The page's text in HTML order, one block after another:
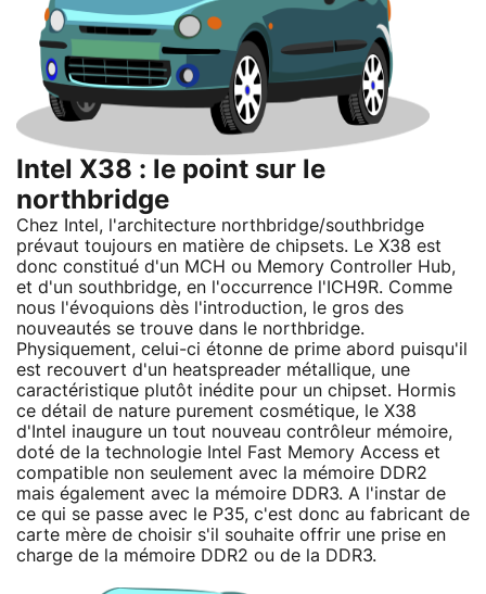
Intel X38 : le point sur le
northbridge
Chez Intel, l'architecture northbridge/southbridge
prévaut toujours en matière de chipsets. Le X38 est
donc constitué d'un MCH ou Memory Controller Hub,
et d'un southbridge, en l'occurrence l'ICH9R. Comme
nous l'évoquions dès l'introduction, le gros des
nouveautés se trouve dans le northbridge.
Physiquement, celui-ci étonne de prime abord puisqu'il
est recouvert d'un heatspreader métallique, une
caractéristique plutôt inédite pour un chipset. Hormis
ce détail de nature purement cosmétique, le X38
d'Intel inaugure un tout nouveau contrôleur mémoire,
doté de la technologie Intel Fast Memory Access et
compatible non seulement avec la mémoire DDR2
mais également avec la mémoire DDR3. A l'instar de
ce qui se passe avec le P35, c'est donc au fabricant de
carte mère de choisir s'il souhaite offrir une prise en
charge de la mémoire DDR2 ou de la DDR3.